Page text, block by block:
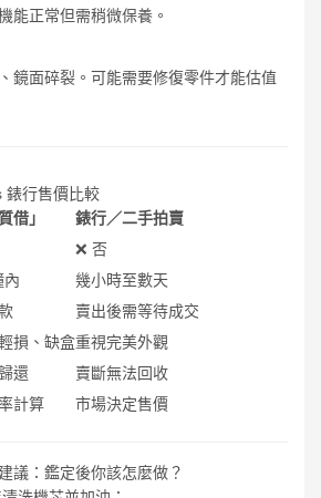
能正常但需稍微保養。
鏡面碎裂。可能需要修復零件才能估值
錶行售價比較
借」
錶行／二手拍賣
❌ 否
內
幾小時至數天
賣出後需等待成交
損、缺盒重視完美外觀
還
賣斷無法回收
計算 市場決定售價
議：鑑定後你該怎麼做？